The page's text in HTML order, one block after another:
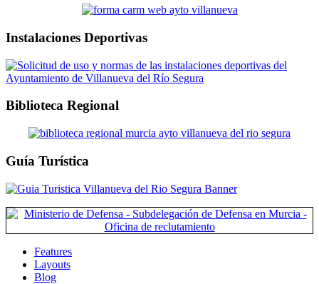
Instalaciones Deportivas
Biblioteca Regional
Guía Turística
Features
Layouts
Blog